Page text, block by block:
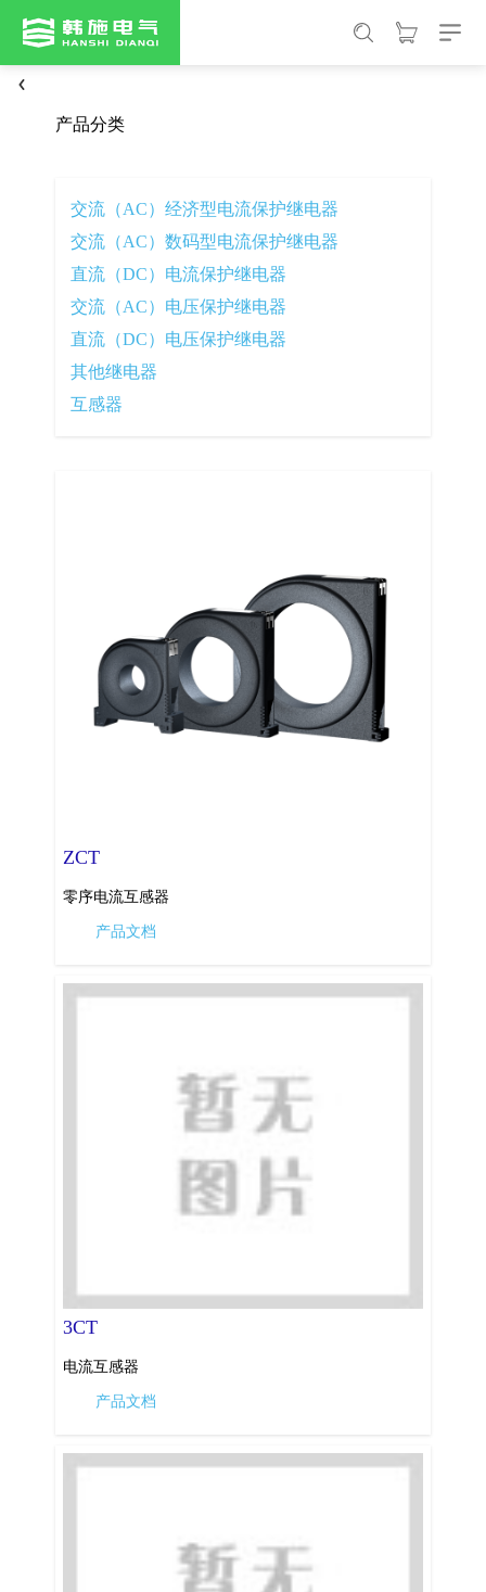
产品分类
交流（AC）经济型电流保护继电器
交流（AC）数码型电流保护继电器
直流（DC）电流保护继电器
交流（AC）电压保护继电器
直流（DC）电压保护继电器
其他继电器
互感器
ZCT
零序电流互感器
产品文档
3CT
电流互感器
产品文档